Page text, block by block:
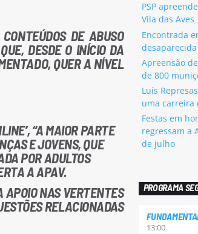
DE ABUSO
DESDE O INÍCIO DA
QUER A NÍVEL
“A MAIOR PARTE
E JOVENS, QUE
POR ADULTOS
A APAV.
APOIO NAS VERTENTES
RELACIONADAS
PSP
Vila das Aves
Encontrada
Apreensão
de 800
Luís
uma carreira
Festas em
regressam a
de julho
PROGRAMA
13:00